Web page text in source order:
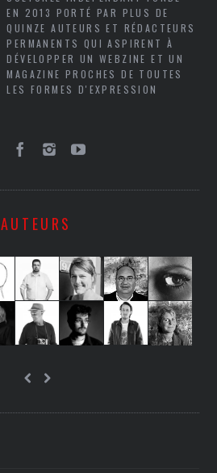
EN 2013 PORTÉ PAR PLUS DE
QUINZE AUTEURS ET RÉDACTEURS
PERMANENTS QUI ASPIRENT À
DÉVELOPPER UN WEBZINE ET UN
MAGAZINE PROCHES DE TOUTES
LES FORMES D'EXPRESSION
AUTEURS